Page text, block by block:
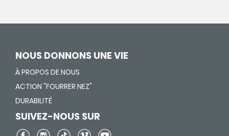
NOUS DONNONS UNE VIE
À PROPOS DE NOUS
ACTION "FOURRER NEZ"
DURABILITÉ
SUIVEZ-NOUS SUR